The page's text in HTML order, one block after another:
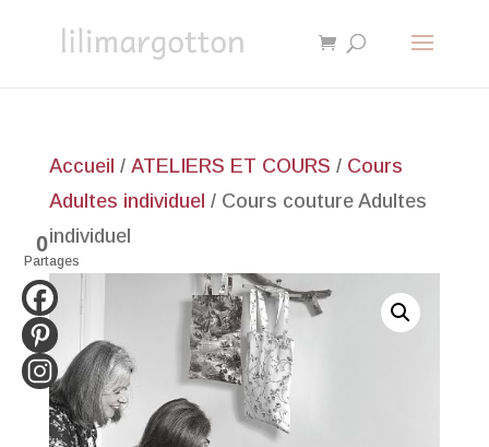
Accueil / ATELIERS ET COURS / Cours
Adultes individuel / Cours couture Adultes
individuel
0
Partages